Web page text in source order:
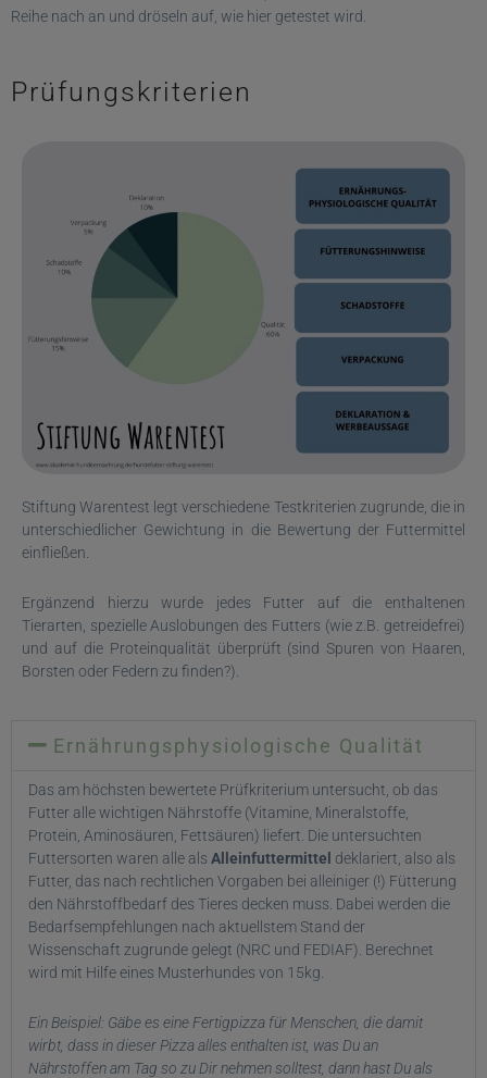
Reihe nach an und dröseln auf, wie hier getestet wird.
Prüfungskriterien
Stiftung Warentest legt verschiedene Testkriterien zugrunde, die in
unterschiedlicher Gewichtung in die Bewertung der Futtermittel
einfließen.
Ergänzend hierzu wurde jedes Futter auf die enthaltenen
Tierarten, spezielle Auslobungen des Futters (wie z.B. getreidefrei)
und auf die Proteinqualität überprüft (sind Spuren von Haaren,
Borsten oder Federn zu finden?).
Ernährungsphysiologische Qualität
Das am höchsten bewertete Prüfkriterium untersucht, ob das
Futter alle wichtigen Nährstoffe (Vitamine, Mineralstoffe,
Protein, Aminosäuren, Fettsäuren) liefert. Die untersuchten
Futtersorten waren alle als Alleinfuttermittel deklariert, also als
Futter, das nach rechtlichen Vorgaben bei alleiniger (!) Fütterung
den Nährstoffbedarf des Tieres decken muss. Dabei werden die
Bedarfsempfehlungen nach aktuellstem Stand der
Wissenschaft zugrunde gelegt (NRC und FEDIAF). Berechnet
wird mit Hilfe eines Musterhundes von 15kg.
Ein Beispiel: Gäbe es eine Fertigpizza für Menschen, die damit
wirbt, dass in dieser Pizza alles enthalten ist, was Du an
Nährstoffen am Tag so zu Dir nehmen solltest, dann hast Du als